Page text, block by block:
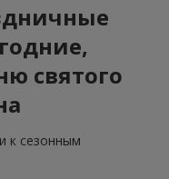
святого
к сезонным